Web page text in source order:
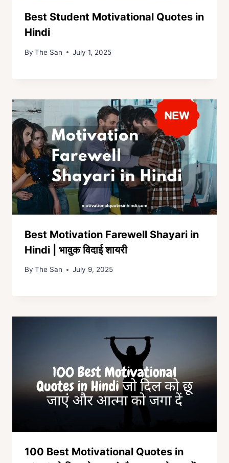
Best Student Motivational Quotes in
Hindi
By The San July 1, 2025
Best Motivation Farewell Shayari in
Hindi | भावुक विदाई शायरी
By The San July 9, 2025
100 Best Motivational Quotes in